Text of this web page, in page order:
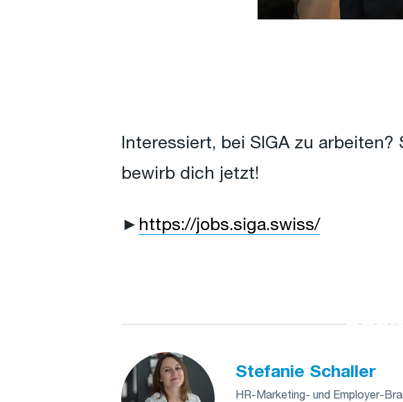
Interessiert, bei SIGA zu
bewirb dich jetzt!
► https://jobs.siga.swiss/
Stefanie Schaller
HR-Marketing- und Employer-